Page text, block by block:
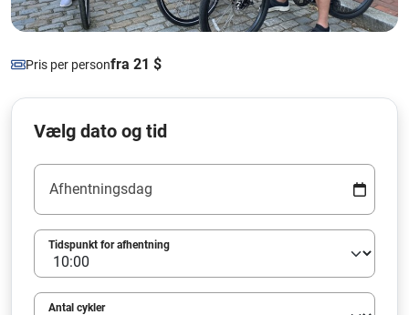
Pris per personfra 21 $
Vælg dato og tid
Afhentningsdag
Tidspunkt for afhentning
Antal cykler